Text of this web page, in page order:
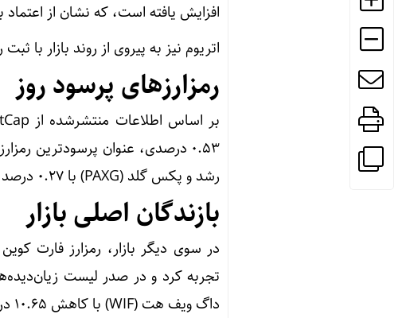
افزایش یافته است، که نشان از اعتماد
اتریوم نیز به پیروی از روند بازار با ثبت ریزش ۵.۷۲ درصدی، در سطح ۴.۴۴۰ دلار
رمزارز‌های پرسود روز
رشد و پکس گلد (PAXG) با ۰.۲۷ درصد افزایش قیمت، عملکردی مثبت را به نمایش گذاشتند.
بازندگان اصلی بازار
داگ ویف هت (WIF) با کاهش ۱۰.۶۵ درصدی، دیگر بازندگان امروز بودند.